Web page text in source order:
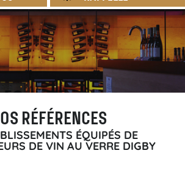
RÉFÉRENCES
ÉQUIPÉS DE
DE VIN AU VERRE DIGBY